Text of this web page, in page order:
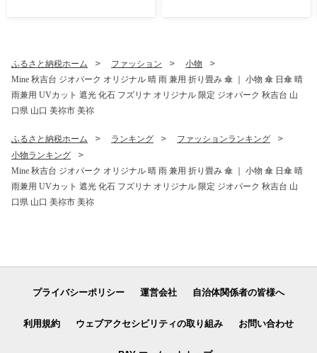
ふるさと納税ホーム ファッション
小物
Mine 秋吉台 ジオパーク オリジナル 晴 雨 兼用 折り畳み 傘 ｜ 小物 傘 日傘 晴
雨兼用 UVカット 遮光 化石 フズリナ オリジナル 限定 ジオパーク 秋吉台 山
口県 山口 美祢市 美祢
ふるさと納税ホーム ランキング
ファッションランキング
小物ランキング
Mine 秋吉台 ジオパーク オリジナル 晴 雨 兼用 折り畳み 傘 ｜ 小物 傘 日傘 晴
雨兼用 UVカット 遮光 化石 フズリナ オリジナル 限定 ジオパーク 秋吉台 山
口県 山口 美祢市 美祢
プライバシーポリシー 運営会社 自治体関係者の皆様へ
利用規約 ウェブアクセシビリティの取り組み お問い合わせ